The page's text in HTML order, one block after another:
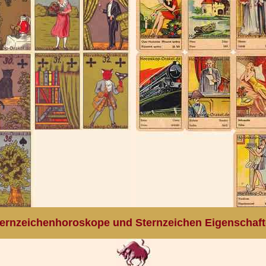
und Sternzeichen